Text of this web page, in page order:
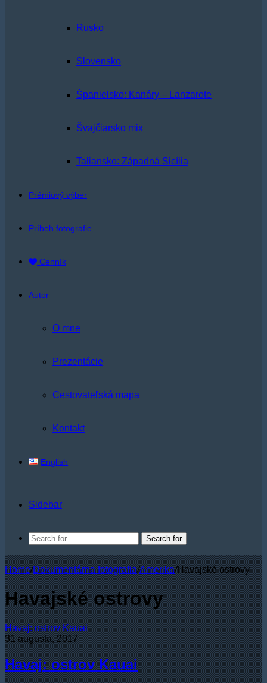
Rusko
Slovensko
Španielsko: Kanáry – Lanzarote
Švajčiarsko mix
Taliansko: Západná Sicília
Prémiový výber
Príbeh fotografie
Cenník
Autor
O mne
Prezentácie
Cestovateľská mapa
Kontakt
English
Sidebar
Search for
Home/Dokumentárna fotografia/Amerika/Havajské ostrovy
Havajské ostrovy
Havaj: ostrov Kauai
31 augusta, 2017
Havaj: ostrov Kauai